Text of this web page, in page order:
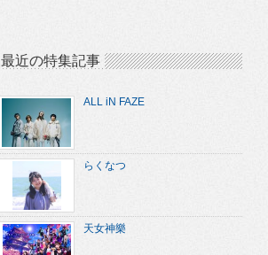
最近の特集記事
ALL iN FAZE
らくなつ
天女神樂